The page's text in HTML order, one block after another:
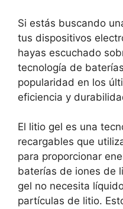
Si estás buscando
tus dispositivos
hayas escuchado
tecnología de
popularidad en los
eficiencia y
El litio gel es una
recargables que
para proporcionar
baterías de iones de
gel no necesita
partículas de litio.